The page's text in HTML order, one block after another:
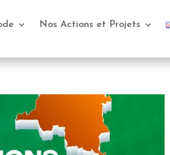
Nos Actions et Projets